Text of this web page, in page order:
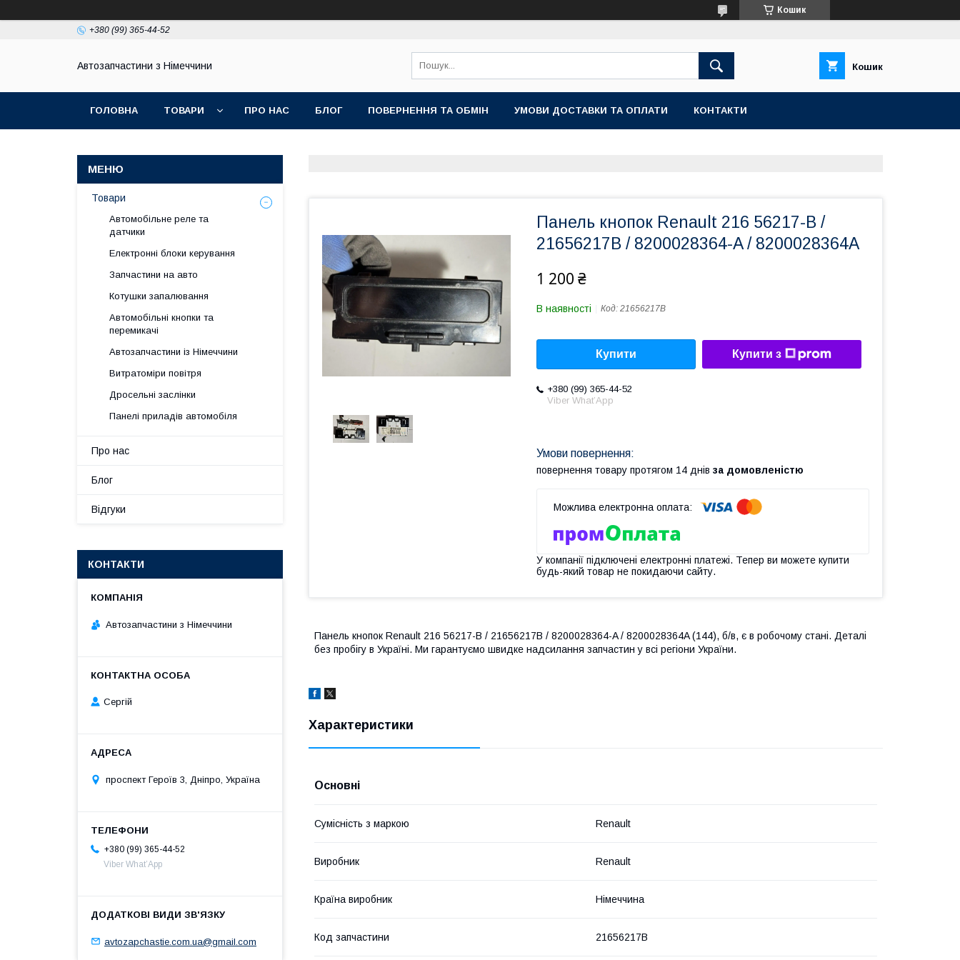
Кошик
+380 (99) 365-44-52
Автозапчастини з Німеччини Кошик
ГОЛОВНА ТОВАРИ ПРО НАС БЛОГ ПОВЕРНЕННЯ ТА ОБМІН УМОВИ ДОСТАВКИ ТА ОПЛАТИ КОНТАКТИ
Панель кнопок Renault 216 56217-B /
21656217B / 8200028364-A / 8200028364A
1 200 ₴
В наявності Код: 21656217B
Купити Купити з
+380 (99) 365-44-52
Viber What’App
повернення товару протягом 14 днів за домовленістю
У компанії підключені електронні платежі. Тепер ви можете купити
будь-який товар не покидаючи сайту.
Панель кнопок Renault 216 56217-B / 21656217B / 8200028364-A / 8200028364A (144), б/в, є в робочому стані. Деталі
без пробігу в Україні. Ми гарантуємо швидке надсилання запчастин у всі регіони України.
Характеристики
Основні
Сумісність з маркою Renault
Виробник Renault
Країна виробник Німеччина
Код запчастини 21656217B
Товари
Автомобільне реле та
датчики
Електронні блоки керування
Запчастини на авто
Котушки запалювання
Автомобільні кнопки та
перемикачі
Автозапчастини із Німеччини
Витратоміри повітря
Дросельні заслінки
Панелі приладів автомобіля
Про нас
Блог
Відгуки
КОНТАКТИ
Автозапчастини з Німеччини
Сергій
проспект Героїв 3, Дніпро, Україна
+380 (99) 365-44-52
Viber What’App
avtozapchastie.com.ua@gmail.com